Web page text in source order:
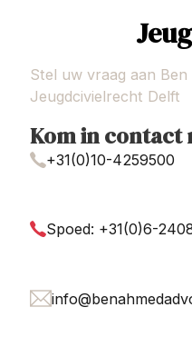
Stel uw vraag aan
Jeugdcivielrecht Delft
Kom in contact
+31(0)10-4259500
Spoed: +31(0)6-